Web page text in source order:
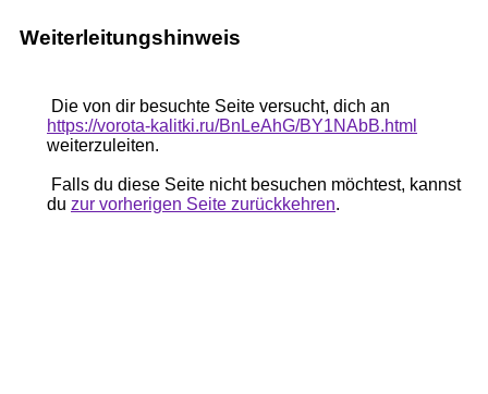
Weiterleitungshinweis
Die von dir besuchte Seite versucht, dich an
https://vorota-kalitki.ru/BnLeAhG/BY1NAbB.html
weiterzuleiten.
Falls du diese Seite nicht besuchen möchtest, kannst
du zur vorherigen Seite zurückkehren.